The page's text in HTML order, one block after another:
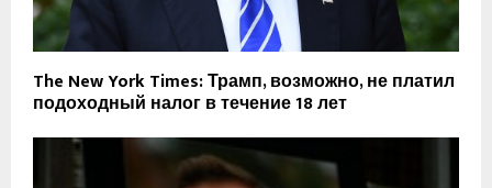
The New York Times: Трамп, возможно, не платил
подоходный налог в течение 18 лет